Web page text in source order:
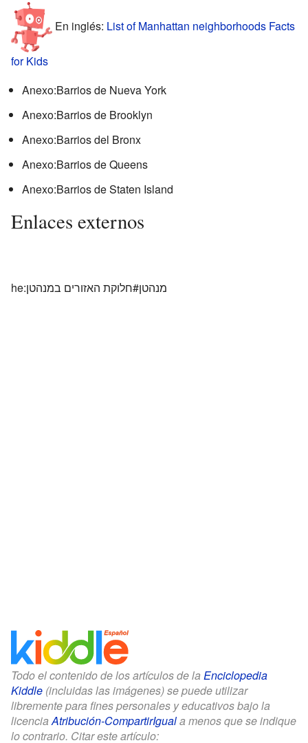
En inglés: List of Manhattan neighborhoods Facts
for Kids
Anexo:Barrios de Nueva York
Anexo:Barrios de Brooklyn
Anexo:Barrios del Bronx
Anexo:Barrios de Queens
Anexo:Barrios de Staten Island
Enlaces externos
he:מנהטן#חלוקת האזורים במנהטן
Todo el contenido de los artículos de la Enciclopedia
Kiddle (incluidas las imágenes) se puede utilizar
libremente para fines personales y educativos bajo la
licencia Atribución-CompartirIguala menos que se indique
lo contrario. Citar este artículo: